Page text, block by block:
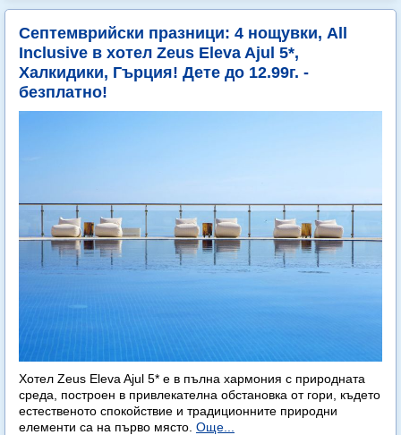
Септемврийски празници: 4 нощувки, All
Inclusive в хотел Zeus Eleva Ajul 5*,
Халкидики, Гърция! Дете до 12.99г. -
безплатно!
Хотел Zeus Eleva Ajul 5* е в пълна хармония с природната
среда, построен в привлекателна обстановка от гори, където
естественото спокойствие и традиционните природни
елементи са на първо място. Още...